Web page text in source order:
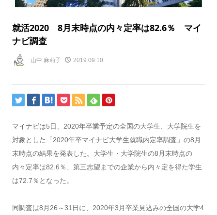
就活2020 8月末時点の内々定率は82.6％ マイ
ナビ調査
山中 麻莉子 2019.09.10
マイナビは5日、2020年卒業予定の全国の大学生、大学院生を
対象とした「2020年卒マイナビ大学生就職内定率調査」の8月
末時点の結果を発表した。大学生・大学院生の8月末時点の
内々定率は82.6％、第三志望までの企業から内々定を得た学生
は72.7％となった。
同調査は8月26～31日に、2020年3月卒業見込みの全国の大学4